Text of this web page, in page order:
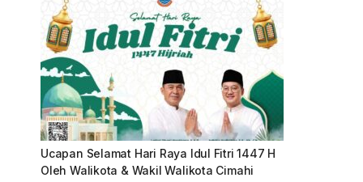
Ucapan Selamat Hari Raya Idul Fitri 1447 H
Oleh Walikota & Wakil Walikota Cimahi